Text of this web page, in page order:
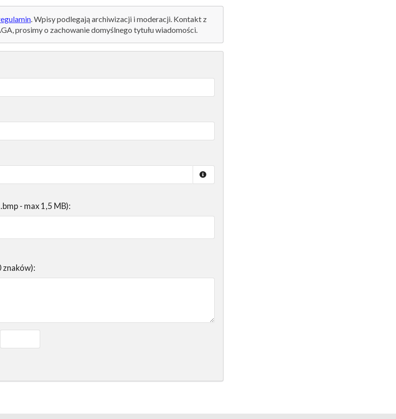
. Wpisy podlegają archiwizacji i moderacji. Kontakt z
prosimy o zachowanie domyślnego tytułu wiadomości.
- max 1,5 MB):
znaków):
obrazka: